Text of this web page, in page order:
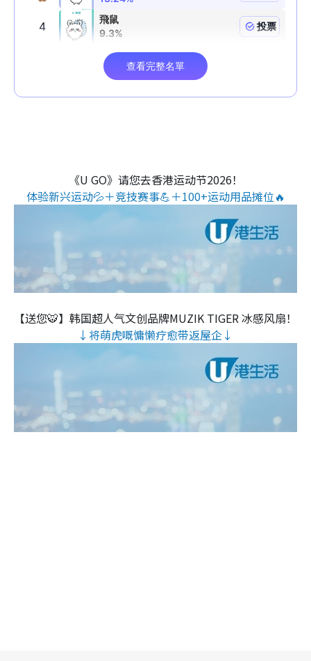
《U GO》请您去香港运动节2026！
体验新兴运动💦＋竞技赛事💪＋100+运动用品摊位🔥
【送您🐯】韩国超人气文创品牌MUZIK TIGER 冰感风扇！
↓将萌虎嘅慵懒疗愈带返屋企↓